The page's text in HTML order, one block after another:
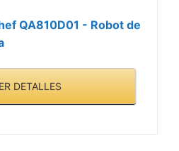
QA810D01 - Robot de
DETALLES